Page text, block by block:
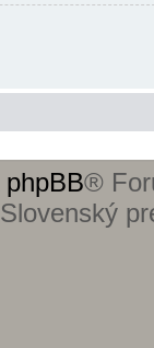
phpBB®
Slovenský